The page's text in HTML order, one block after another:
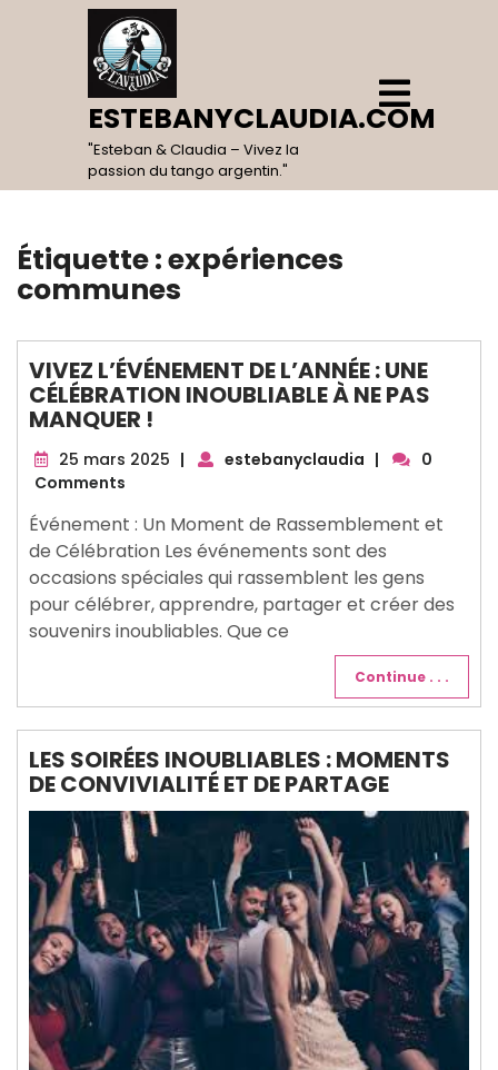
ESTEBANYCLAUDIA.COM
"Esteban & Claudia – Vivez la
passion du tango argentin."
Open
Menu
Étiquette :expériences
communes
VIVEZ L’ÉVÉNEMENT DE L’ANNÉE : UNE
CÉLÉBRATION INOUBLIABLE À NE PAS
MANQUER !
25 mars 2025 25
| estebanyclaudia |
0
Comments
Événement : Un Moment de Rassemblement et
de Célébration Les événements sont des
occasions spéciales qui rassemblent les gens
pour célébrer, apprendre, partager et créer des
souvenirs inoubliables. Que ce
Continue . . .
LES SOIRÉES INOUBLIABLES : MOMENTS
DE CONVIVIALITÉ ET DE PARTAGE